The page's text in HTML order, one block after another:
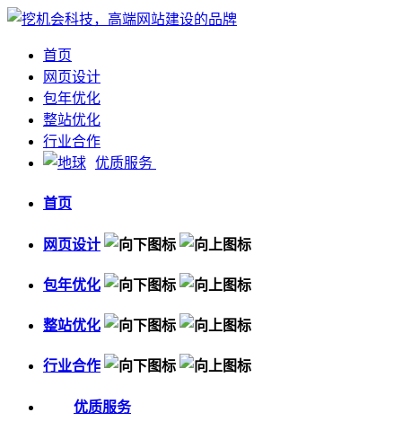
首页
网页设计
包年优化
整站优化
行业合作
优质服务
首页
网页设计
包年优化
整站优化
行业合作
优质服务